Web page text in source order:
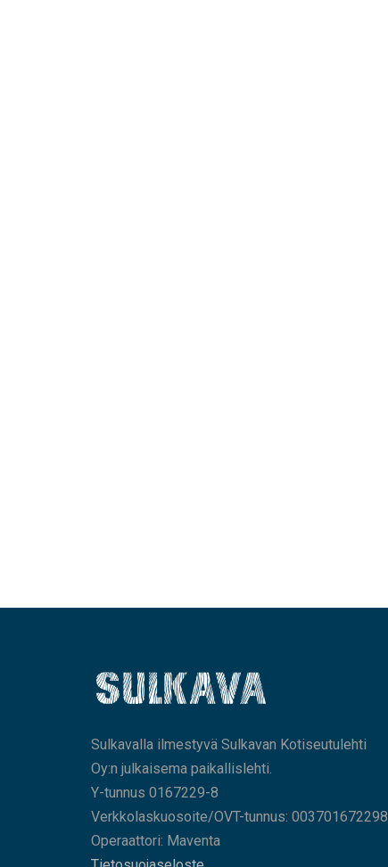
Sulkavalla ilmestyvä Sulkavan Kotiseutulehti
Oy:n julkaisema paikallislehti.
Y-tunnus 0167229-8
Verkkolaskuosoite/OVT-tunnus: 003701672298
Operaattori: Maventa